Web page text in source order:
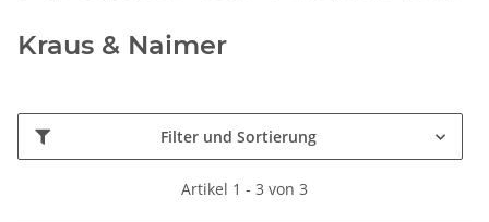
Kraus & Naimer
Filter und Sortierung
Artikel 1 - 3 von 3